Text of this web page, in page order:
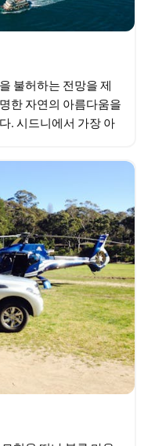
불허하는 전망을 제
한 자연의 아름다움을
. 시드니에서 가장 아